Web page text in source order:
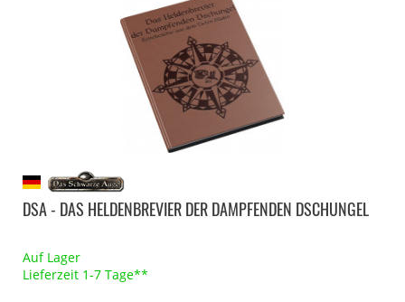
DSA - DAS HELDENBREVIER DER DAMPFENDEN DSCHUNGEL
Auf Lager
Lieferzeit 1-7 Tage**